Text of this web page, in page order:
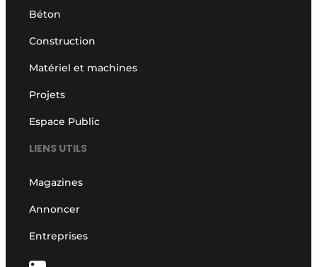
Béton
Construction
Matériel et machines
Projets
Espace Public
LIENS UTILS
Magazines
Annoncer
Entreprises